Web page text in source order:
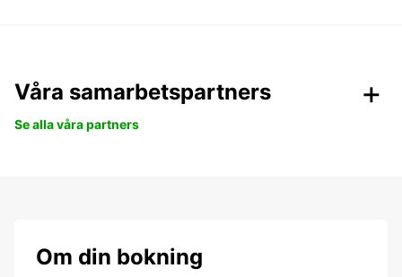
Våra samarbetspartners
Se alla våra partners
Om din bokning